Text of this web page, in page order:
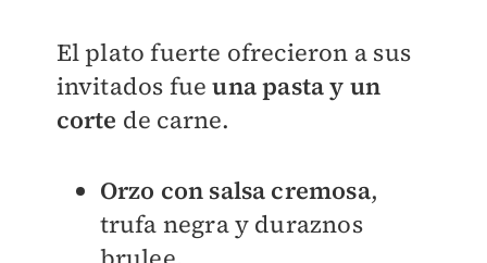
El plato fuerte ofrecieron a sus
invitados fueuna pasta y un
corte de carne.
Orzo con salsa cremosa,
trufa negra y duraznos